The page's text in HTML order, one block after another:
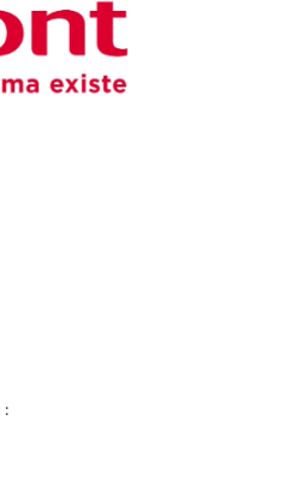
: